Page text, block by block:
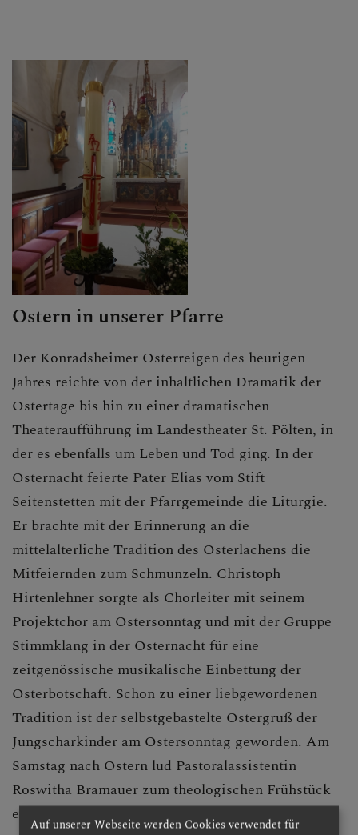
Ostern in unserer Pfarre
Der Konradsheimer Osterreigen des heurigen
Jahres reichte von der inhaltlichen Dramatik der
Ostertage bis hin zu einer dramatischen
Theateraufführung im Landestheater St. Pölten, in
der es ebenfalls um Leben und Tod ging. In der
Osternacht feierte Pater Elias vom Stift
Seitenstetten mit der Pfarrgemeinde die Liturgie.
Er brachte mit der Erinnerung an die
mittelalterliche Tradition des Osterlachens die
Mitfeiernden zum Schmunzeln. Christoph
Hirtenlehner sorgte als Chorleiter mit seinem
Projektchor am Ostersonntag und mit der Gruppe
Stimmklang in der Osternacht für eine
zeitgenössische musikalische Einbettung der
Osterbotschaft. Schon zu einer liebgewordenen
Tradition ist der selbstgebastelte Ostergruß der
Jungscharkinder am Ostersonntag geworden. Am
Samstag nach Ostern lud Pastoralassistentin
Roswitha Bramauer zum theologischen Frühstück
ein. In großer Ernsthaftigkeit und mit Offenlegung
Auf unserer Webseite werden Cookies verwendet für